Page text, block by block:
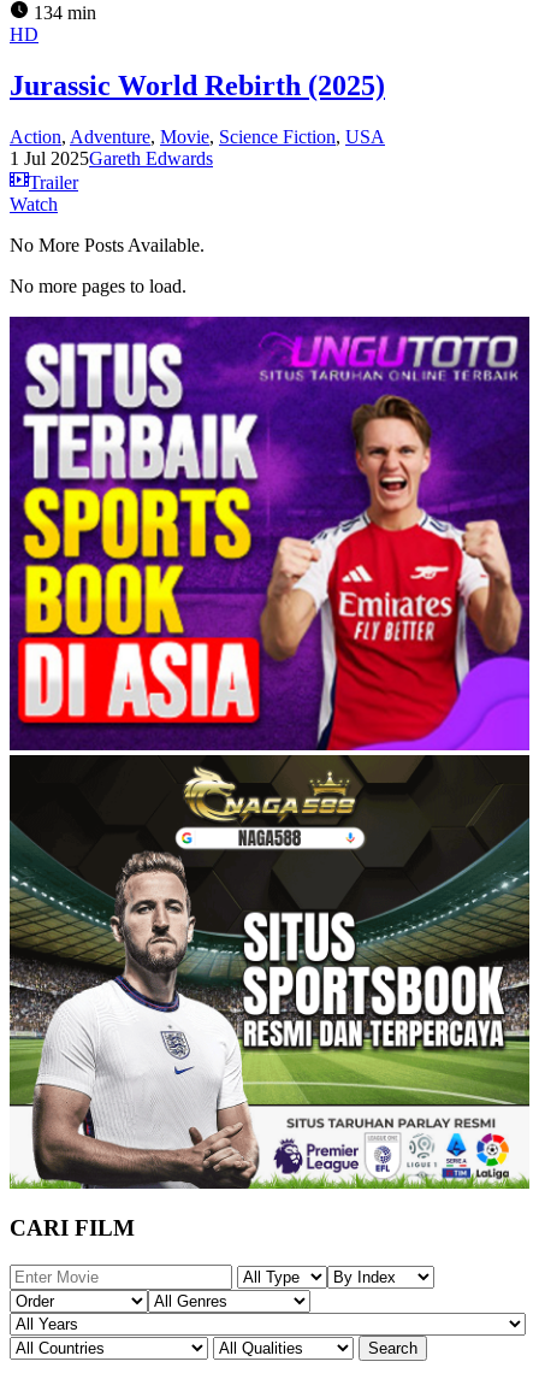
134 min
HD
Jurassic World Rebirth (2025)
Action, Adventure, Movie, Science Fiction, USA
1 Jul 2025Gareth Edwards
Trailer
Watch
No More Posts Available.
No more pages to load.
CARI FILM